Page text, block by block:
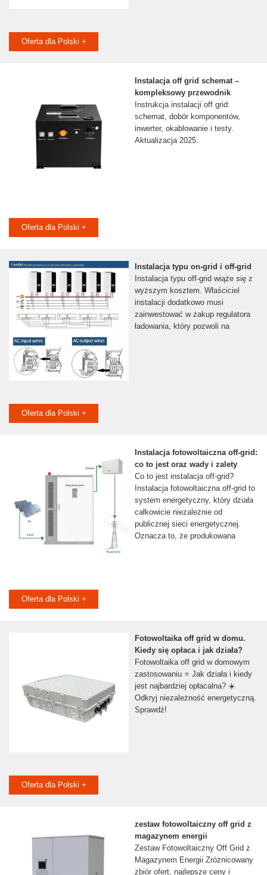
Oferta dla Polski +
Instalacja off grid schemat –
kompleksowy przewodnik
Instrukcja instalacji off grid:
schemat, dobór komponentów,
inwerter, okablowanie i testy.
Aktualizacja 2025.
Oferta dla Polski +
Instalacja typu on-grid i off-grid
Instalacja typu off-grid wiąże się z
wyższym kosztem. Właściciel
instalacji dodatkowo musi
zainwestować w zakup regulatora
ładowania, który pozwoli na
Oferta dla Polski +
Instalacja fotowoltaiczna off-grid:
co to jest oraz wady i zalety
Co to jest instalacja off-grid?
Instalacja fotowoltaiczna off-grid to
system energetyczny, który działa
całkowicie niezależnie od
publicznej sieci energetycznej.
Oznacza to, że produkowana
Oferta dla Polski +
Fotowoltaika off grid w domu.
Kiedy się opłaca i jak działa?
Fotowoltaika off grid w domowym
zastosowaniu ⭐ Jak działa i kiedy
jest najbardziej opłacalna? ☀️
Odkryj niezależność energetyczną.
Sprawdź!
Oferta dla Polski +
zestaw fotowoltaiczny off grid z
magazynem energii
Zestaw Fotowoltaiczny Off Grid z
Magazynem Energii Zróżnicowany
zbiór ofert, najlepsze ceny i